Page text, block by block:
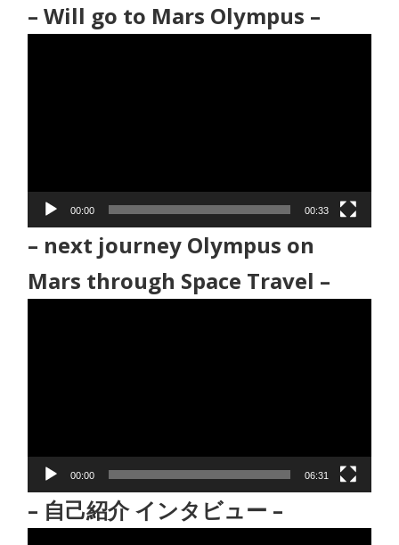
– Will go to Mars Olympus –
ー
00:00 00:33
– next journey Olympus on
Mars through Space Travel –
ー
00:00 06:31
– 自己紹介 インタビュー –